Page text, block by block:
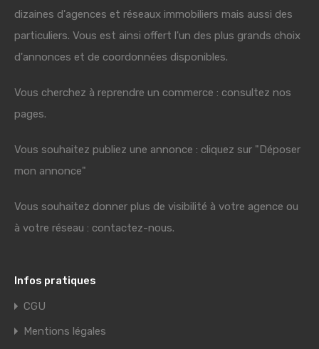
dizaines d'agences et réseaux immobiliers mais aussi des
particuliers. Vous est ainsi offert l'un des plus grands choix
d'annonces et de coordonnées disponibles.
Vous cherchez à reprendre un commerce : consultez nos
pages.
Vous souhaitez publiez une annonce : cliquez sur "Déposer
mon annonce"
Vous souhaitez donner plus de visibilité à votre agence ou
à votre réseau : contactez-nous.
Infos pratiques
CGU
Mentions légales